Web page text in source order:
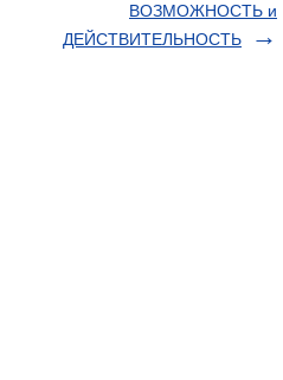
ВОЗМОЖНОСТЬ и
ДЕЙСТВИТЕЛЬНОСТЬ